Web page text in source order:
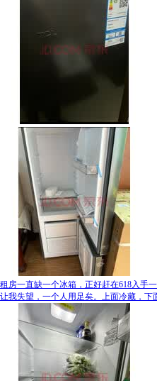
租房一直缺一个冰箱，正好赶在618入手
让我失望，一个人用足矣。上面冷藏，下